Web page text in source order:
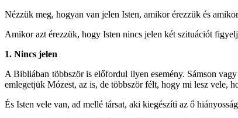
Nézzük meg, hogyan van jelen Isten, amikor érezzük és
Amikor azt érezzük, hogy Isten nincs jelen két szituációt
1. Nincs jelen
A Bibliában többször is előfordul ilyen esemény. Sámson
emlegetjük Mózest, az is, de többször félt, hogy mi lesz vele,
És Isten vele van, ad mellé társat, aki kiegészíti az ő